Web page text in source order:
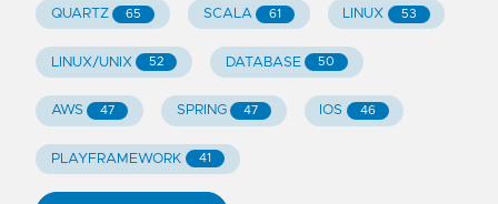
QUARTZ 65 SCALA 61 LINUX 53
LINUX/UNIX 52 DATABASE 50
AWS 47 SPRING 47 IOS 46
PLAYFRAMEWORK 41